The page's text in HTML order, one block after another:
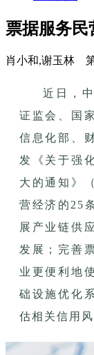
票据服务民
肖小和,谢玉林
近日，
证监会、国
信息化部、
发《关于强
大的通知》
营经济的25
展产业链供
发展；完善
业更便利地
础设施优化
估相关信用风